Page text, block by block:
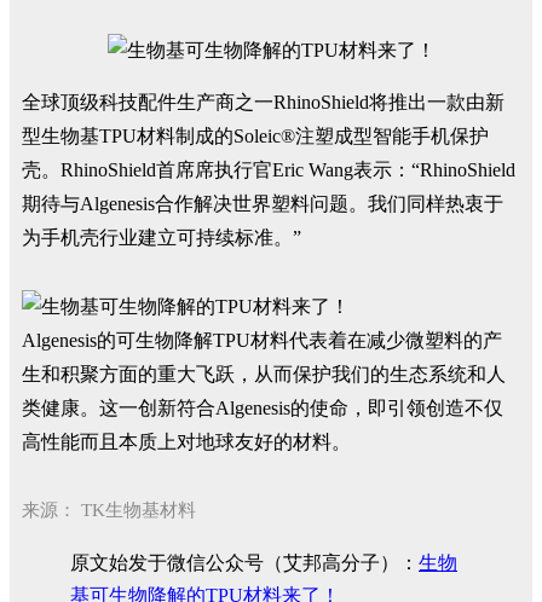
全球顶级科技配件生产商之一RhinoShield将推出一款由新
型生物基TPU材料制成的Soleic®注塑成型智能手机保护
壳。RhinoShield首席席执行官Eric Wang表示：“RhinoShield
期待与Algenesis合作解决世界塑料问题。我们同样热衷于
为手机壳行业建立可持续标准。”
Algenesis的可生物降解TPU材料代表着在减少微塑料的产
生和积聚方面的重大飞跃，从而保护我们的生态系统和人
类健康。这一创新符合Algenesis的使命，即引领创造不仅
高性能而且本质上对地球友好的材料。
来源： TK生物基材料
原文始发于微信公众号（艾邦高分子）： 生物
基可生物降解的TPU材料来了！